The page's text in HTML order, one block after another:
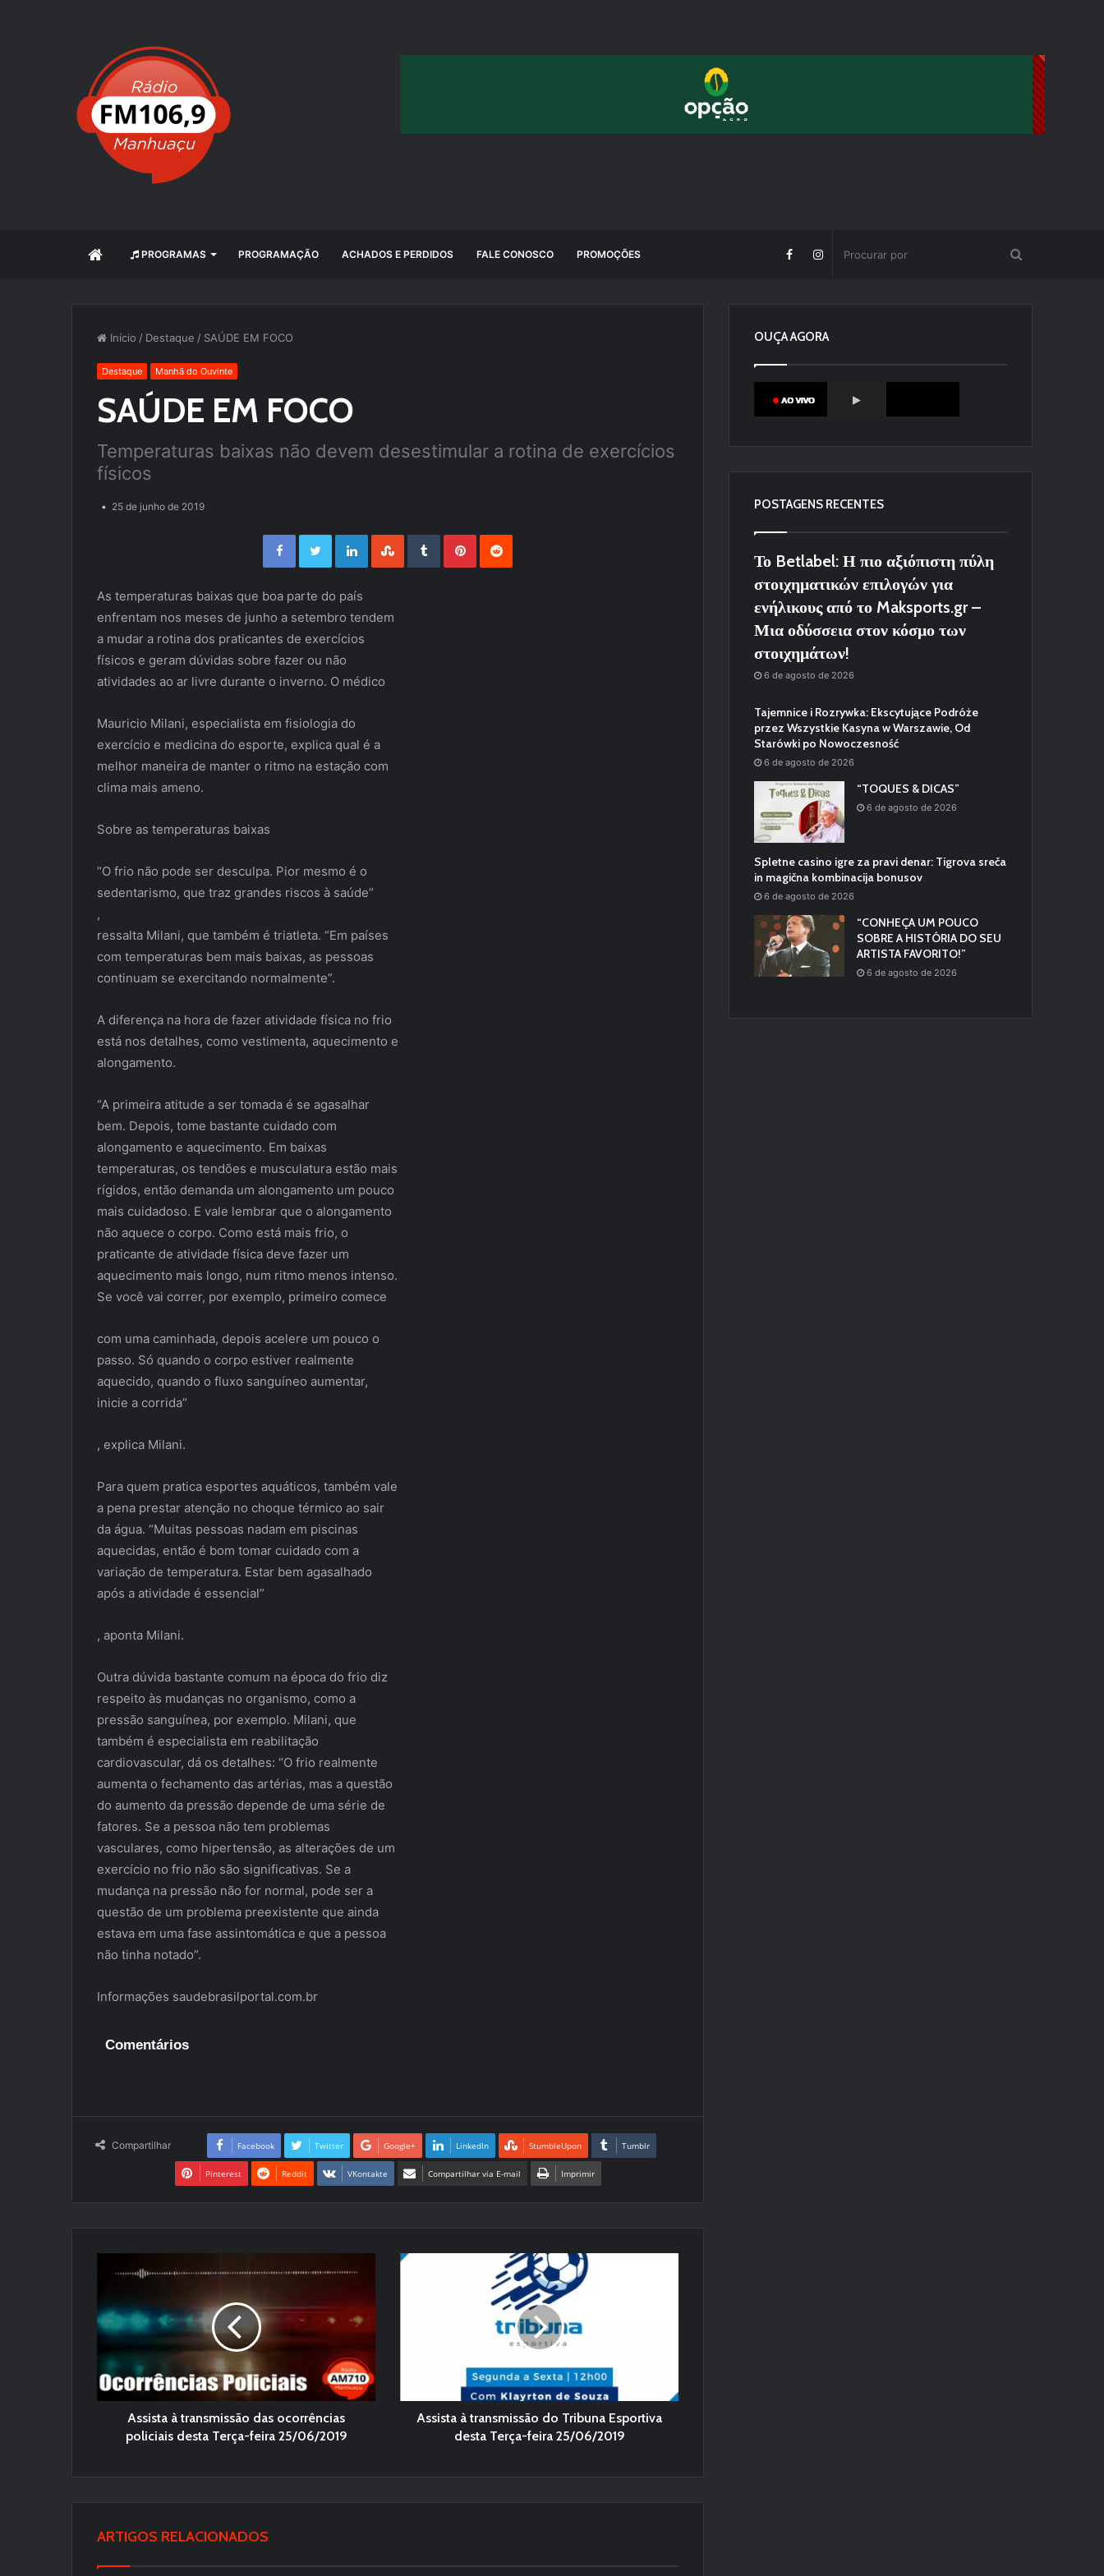
INÍCIO PROGRAMAS PROGRAMAÇÃO ACHADOS E PERDIDOS FALE CONOSCO PROMOÇÕES
Início / Destaque / SAÚDE EM FOCO
Destaque Manhã do Ouvinte
SAÚDE EM FOCO
Temperaturas baixas não devem desestimular a rotina de exercícios
físicos
25 de junho de 2019
Facebook Twitter LinkedIn StumbleUpon Tumblr Pinterest
As temperaturas baixas que boa parte do país
enfrentam nos meses de junho a setembro tendem
a mudar a rotina dos praticantes de exercícios
físicos e geram dúvidas sobre fazer ou não
atividades ao ar livre durante o inverno. O médico
Mauricio Milani, especialista em fisiologia do
exercício e medicina do esporte, explica qual é a
melhor maneira de manter o ritmo na estação com
clima mais ameno.
Sobre as temperaturas baixas
“O frio não pode ser desculpa. Pior mesmo é o
sedentarismo, que traz grandes riscos à saúde”
,
ressalta Milani, que também é triatleta. “Em países
com temperaturas bem mais baixas, as pessoas
continuam se exercitando normalmente”.
A diferença na hora de fazer atividade física no frio
está nos detalhes, como vestimenta, aquecimento e
alongamento.
“A primeira atitude a ser tomada é se agasalhar
bem. Depois, tome bastante cuidado com
alongamento e aquecimento. Em baixas
temperaturas, os tendões e musculatura estão mais
rígidos, então demanda um alongamento um pouco
mais cuidadoso. E vale lembrar que o alongamento
não aquece o corpo. Como está mais frio, o
praticante de atividade física deve fazer um
aquecimento mais longo, num ritmo menos intenso.
Se você vai correr, por exemplo, primeiro comece
com uma caminhada, depois acelere um pouco o
passo. Só quando o corpo estiver realmente
aquecido, quando o fluxo sanguíneo aumentar,
inicie a corrida”
, explica Milani.
Para quem pratica esportes aquáticos, também vale
a pena prestar atenção no choque térmico ao sair
da água. “Muitas pessoas nadam em piscinas
aquecidas, então é bom tomar cuidado com a
variação de temperatura. Estar bem agasalhado
após a atividade é essencial”
, aponta Milani.
Outra dúvida bastante comum na época do frio diz
respeito às mudanças no organismo, como a
pressão sanguínea, por exemplo. Milani, que
também é especialista em reabilitação
cardiovascular, dá os detalhes: “O frio realmente
aumenta o fechamento das artérias, mas a questão
do aumento da pressão depende de uma série de
fatores. Se a pessoa não tem problemas
vasculares, como hipertensão, as alterações de um
exercício no frio não são significativas. Se a
mudança na pressão não for normal, pode ser a
questão de um problema preexistente que ainda
estava em uma fase assintomática e que a pessoa
não tinha notado”.
Informações saudebrasilportal.com.br
Comentários
Compartilhar Facebook Twitter Google+ LinkedIn StumbleUpon Tumblr
Pinterest Reddit VKontakte Compartilhar via E-mail Imprimir
Assista à transmissão das ocorrências
policiais desta Terça-feira 25/06/2019
Assista à transmissão do Tribuna Esportiva
desta Terça-feira 25/06/2019
ARTIGOS RELACIONADOS
OUÇA AGORA
POSTAGENS RECENTES
Το Betlabel: Η πιο αξιόπιστη πύλη
στοιχηματικών επιλογών για
ενήλικους από το Maksports.gr –
Μια οδύσσεια στον κόσμο των
στοιχημάτων!
6 de agosto de 2026
Tajemnice i Rozrywka: Ekscytujące Podróże
przez Wszystkie Kasyna w Warszawie, Od
Starówki po Nowoczesność
6 de agosto de 2026
“TOQUES & DICAS”
6 de agosto de 2026
Spletne casino igre za pravi denar: Tigrova sreča
in magična kombinacija bonusov
6 de agosto de 2026
“CONHEÇA UM POUCO
SOBRE A HISTÓRIA DO SEU
ARTISTA FAVORITO!”
6 de agosto de 2026